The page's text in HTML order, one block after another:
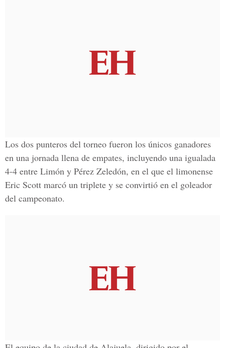
Los dos punteros del torneo fueron los únicos ganadores
en una jornada llena de empates, incluyendo una igualada
4-4 entre Limón y Pérez Zeledón, en el que el limonense
Eric Scott marcó un triplete y se convirtió en el goleador
del campeonato.